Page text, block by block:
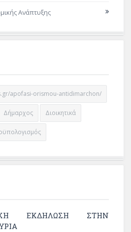
Ανάπτυξης
apofasi-orismou-antidimarchon/
Δήμαρχος Διοικητικά
ΕΚΔΗΛΩΣΗ ΣΤΗΝ